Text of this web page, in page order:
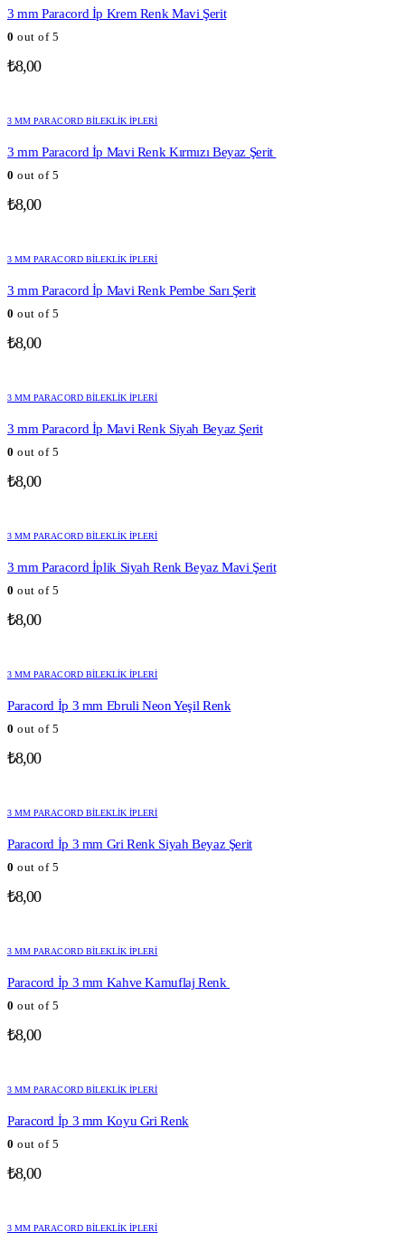
3 mm Paracord İp Krem Renk Mavi Şerit
0 out of 5
₺8,00
3 MM PARACORD BILEKLIK İPLERI
3 mm Paracord İp Mavi Renk Kırmızı Beyaz Şerit
0 out of 5
₺8,00
3 MM PARACORD BILEKLIK İPLERI
3 mm Paracord İp Mavi Renk Pembe Sarı Şerit
0 out of 5
₺8,00
3 MM PARACORD BILEKLIK İPLERI
3 mm Paracord İp Mavi Renk Siyah Beyaz Şerit
0 out of 5
₺8,00
3 MM PARACORD BILEKLIK İPLERI
3 mm Paracord İplik Siyah Renk Beyaz Mavi Şerit
0 out of 5
₺8,00
3 MM PARACORD BILEKLIK İPLERI
Paracord İp 3 mm Ebruli Neon Yeşil Renk
0 out of 5
₺8,00
3 MM PARACORD BILEKLIK İPLERI
Paracord İp 3 mm Gri Renk Siyah Beyaz Şerit
0 out of 5
₺8,00
3 MM PARACORD BILEKLIK İPLERI
Paracord İp 3 mm Kahve Kamuflaj Renk
0 out of 5
₺8,00
3 MM PARACORD BILEKLIK İPLERI
Paracord İp 3 mm Koyu Gri Renk
0 out of 5
₺8,00
3 MM PARACORD BILEKLIK İPLERI